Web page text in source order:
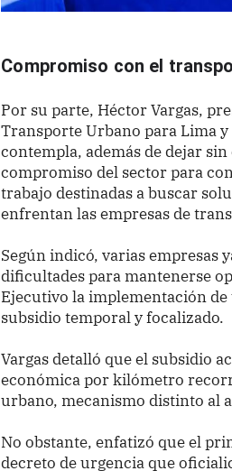
Compromiso con el
Por su parte, Héctor Vargas,
Transporte Urbano para Lima
contempla, además de dejar
compromiso del sector para
trabajo destinadas a buscar
enfrentan las empresas de
Según indicó, varias empresas
dificultades para mantenerse
Ejecutivo la implementación
subsidio temporal y focalizado.
Vargas detalló que el subsidio
económica por kilómetro
urbano, mecanismo distinto al
No obstante, enfatizó que el
decreto de urgencia que